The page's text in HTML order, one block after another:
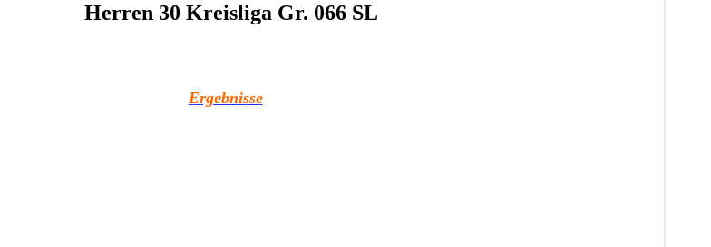
Herren 30 Kreisliga Gr. 066 SL
Ergebnisse